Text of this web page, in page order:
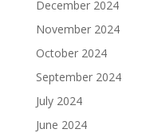
December 2024
November 2024
October 2024
September 2024
July 2024
June 2024